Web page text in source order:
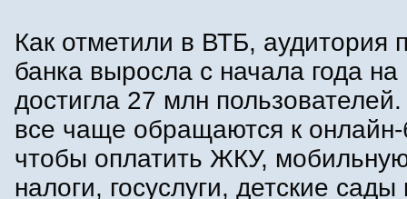
Как отметили в ВТБ, аудитория
банка выросла с начала года на
достигла 27 млн
все чаще обращаются к онлайн-
чтобы оплатить ЖКУ,
налоги, госуслуги, детские